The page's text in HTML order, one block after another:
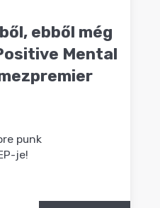
ebből még
Mental
punk
je!